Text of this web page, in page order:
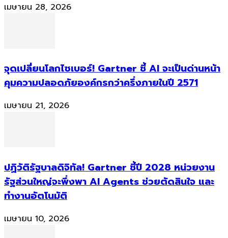
เมษายน 28, 2026
จุดเปลี่ยนโลกไซเบอร์! Gartner ชี้ AI จะเป็นด่านหน้า
คุมความปลอดภัยองค์กรกว่าครึ่งภายในปี 2571
เมษายน 21, 2026
ปฏิวัติรัฐบาลดิจิทัล! Gartner ชี้ปี 2028 หน่วยงาน
รัฐส่วนใหญ่จะพึ่งพา AI Agents ช่วยตัดสินใจ และ
ทำงานอัตโนมัติ
เมษายน 10, 2026